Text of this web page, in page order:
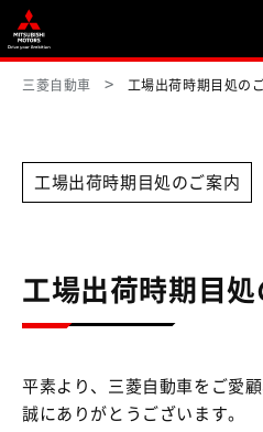
三菱自動車 工場出荷時期目処の
工場出荷時期目処のご案内
工場出荷時期目処
平素より、三菱自動車をご愛
誠にありがとうございます。